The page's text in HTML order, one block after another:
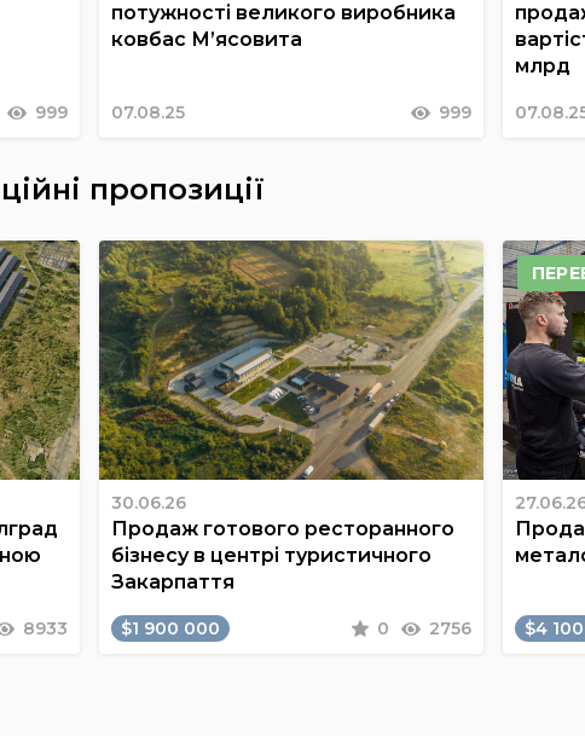
999
потужності великого виробника
ковбас М’ясовита
07.08.25 999
млрд
пропозиції
8933
30.06.26
Продаж готового ресторанного
бізнесу в центрі туристичного
Закарпаття
$1 900 000 0 2756 $4